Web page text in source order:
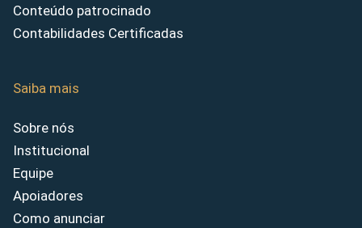
Conteúdo patrocinado
Contabilidades Certificadas
Saiba mais
Sobre nós
Institucional
Equipe
Apoiadores
Como anunciar